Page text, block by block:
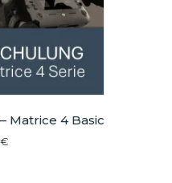
Matrice 4 Basic
€